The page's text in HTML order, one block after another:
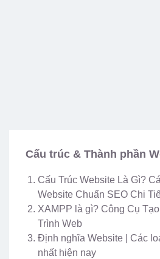
Cấu trúc & Thành phần
Cấu Trúc Website Là Gì?
Website Chuẩn SEO Chi
XAMPP là gì? Công Cụ
Trình Web
Định nghĩa Website | Các
nhất hiện nay